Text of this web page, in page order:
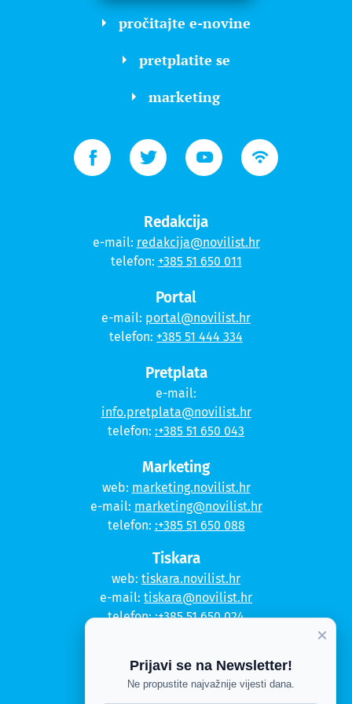
pročitajte e-novine
pretplatite se
marketing
Redakcija
e-mail: redakcija@novilist.hr
telefon: +385 51 650 011
Portal
e-mail: portal@novilist.hr
telefon: +385 51 444 334
Pretplata
e-mail:
info.pretplata@novilist.hr
telefon: :+385 51 650 043
Marketing
web: marketing.novilist.hr
e-mail: marketing@novilist.hr
telefon: :+385 51 650 088
Tiskara
web: tiskara.novilist.hr
e-mail: tiskara@novilist.hr
telefon::+385 51 650 024
Kontakt
×
Prijavi se na Newsletter!
Ne propustite najvažnije vijesti dana.